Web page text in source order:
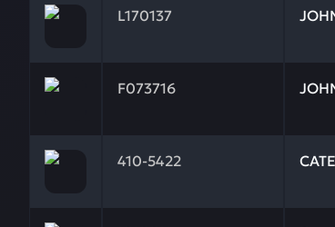
L170137
F073716
Заказывая запчасти у нас, вы
410-5422
Заказывая запчасти у нас, вы
Заказывая запчасти у нас, вы